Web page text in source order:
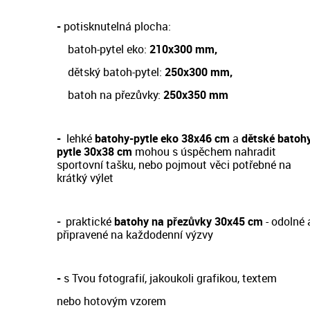
- potisknutelná plocha:
batoh-pytel eko: 210x300 mm,
dětský batoh-pytel: 250x300 mm,
batoh na přezůvky: 250x350 mm
- lehkébatohy-pytle eko 38x46 cm a dětské
pytle 30x38 cm mohou s úspěchem nahradit
sportovní tašku, nebo pojmout věci potřebné na
krátký výlet
- praktickébatohy na přezůvky 30x45 cm - odolné
připravené na každodenní výzvy
- s Tvou fotografií, jakoukoli grafikou, textem
nebo hotovým vzorem